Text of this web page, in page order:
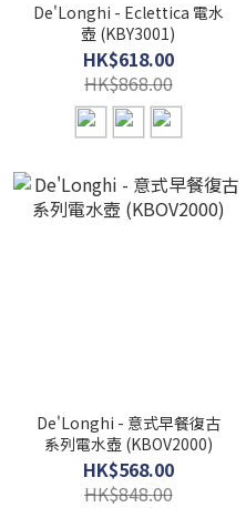
De'Longhi - Eclettica 電水
壺 (KBY3001)
HK$618.00
HK$868.00
De'Longhi - 意式早餐復古
系列電水壺 (KBOV2000)
HK$568.00
HK$848.00